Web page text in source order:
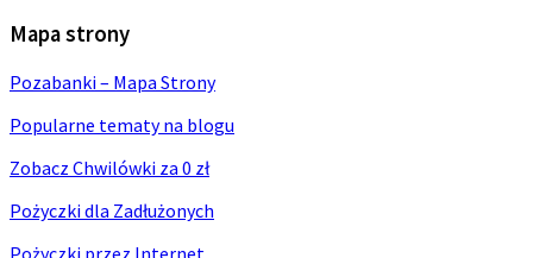
Mapa strony
Pozabanki – Mapa Strony
Popularne tematy na blogu
Zobacz Chwilówki za 0 zł
Pożyczki dla Zadłużonych